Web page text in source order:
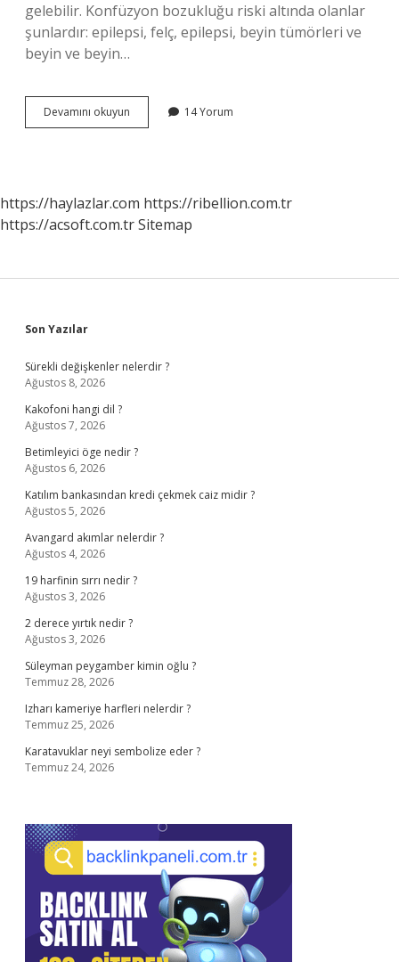
gelebilir. Konfüzyon bozukluğu riski altında olanlar
şunlardır: epilepsi, felç, epilepsi, beyin tümörleri ve
beyin ve beyin…
Devamını okuyun
Neden
14 Yorum
https://haylazlar.com https://ribellion.com.tr
https://acsoft.com.trSitemap
Sidebar
Son Yazılar
Sürekli değişkenler nelerdir ?
Ağustos 8, 2026
Kakofoni hangi dil ?
Ağustos 7, 2026
Betimleyici öge nedir ?
Ağustos 6, 2026
Katılım bankasından kredi çekmek caiz midir ?
Ağustos 5, 2026
Avangard akımlar nelerdir ?
Ağustos 4, 2026
19 harfinin sırrı nedir ?
Ağustos 3, 2026
2 derece yırtık nedir ?
Ağustos 3, 2026
Süleyman peygamber kimin oğlu ?
Temmuz 28, 2026
Izharı kameriye harfleri nelerdir ?
Temmuz 25, 2026
Karatavuklar neyi sembolize eder ?
Temmuz 24, 2026